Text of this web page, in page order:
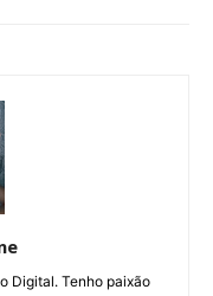
Digital. Tenho paixão